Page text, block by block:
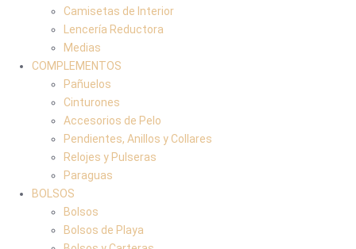
Camisetas de Interior
Lencería Reductora
Medias
COMPLEMENTOS
Pañuelos
Cinturones
Accesorios de Pelo
Pendientes, Anillos y Collares
Relojes y Pulseras
Paraguas
BOLSOS
Bolsos
Bolsos de Playa